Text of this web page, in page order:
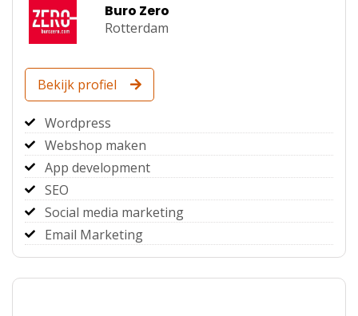
Buro Zero
Rotterdam
Bekijk profiel
Wordpress
Webshop maken
App development
SEO
Social media marketing
Email Marketing